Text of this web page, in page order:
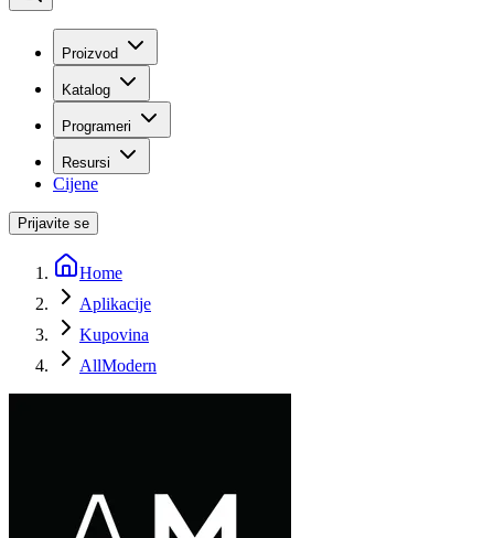
Proizvod
Katalog
Programeri
Resursi
Cijene
Prijavite se
Home
Aplikacije
Kupovina
AllModern